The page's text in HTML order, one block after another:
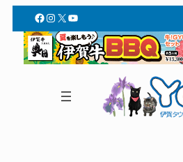
Facebook
Instagram
X YouTube